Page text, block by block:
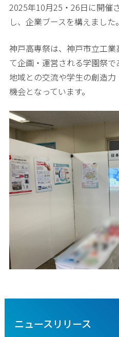
2025年10月25・26日に開催
し、企業ブースを構えました。
神戸高専祭は、神戸市立工
て企画・運営される学園祭で
地域との交流や学生の創造
機会となっています。
ニュースリリース